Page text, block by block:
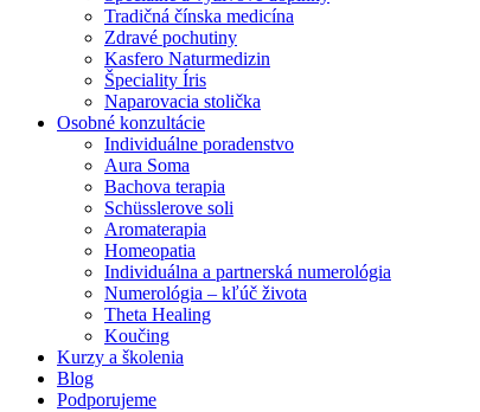
Tradičná čínska medicína
Zdravé pochutiny
Kasfero Naturmedizin
Špeciality Íris
Naparovacia stolička
Osobné konzultácie
Individuálne poradenstvo
Aura Soma
Bachova terapia
Schüsslerove soli
Aromaterapia
Homeopatia
Individuálna a partnerská numerológia
Numerológia – kľúč života
Theta Healing
Koučing
Kurzy a školenia
Blog
Podporujeme